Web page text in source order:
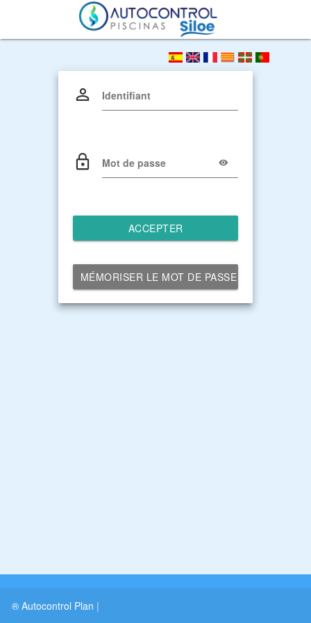
Identifiant
Mot de passe
ACCEPTER
MÉMORISER LE MOT DE PASSE
® Autocontrol Plan |